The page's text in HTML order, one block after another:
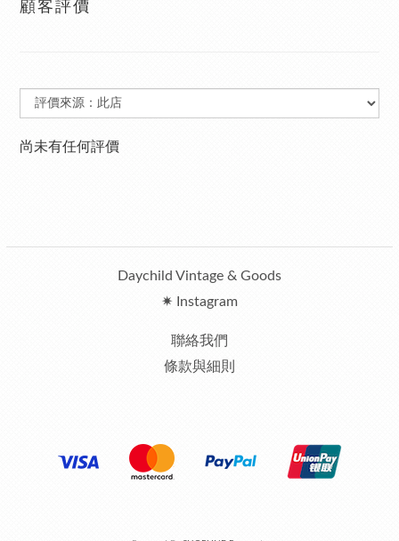
顧客評價
尚未有任何評價
Daychild Vintage & Goods
✷ Instagram
聯絡我們
條款與細則